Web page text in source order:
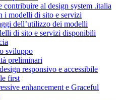
contribuire al design system .italia
i modelli di sito e servizi
dell’utilizzo dei modelli
di sito e servizi disponibili
sviluppo
preliminari
responsivo e accessibile
first
enhancement e Graceful